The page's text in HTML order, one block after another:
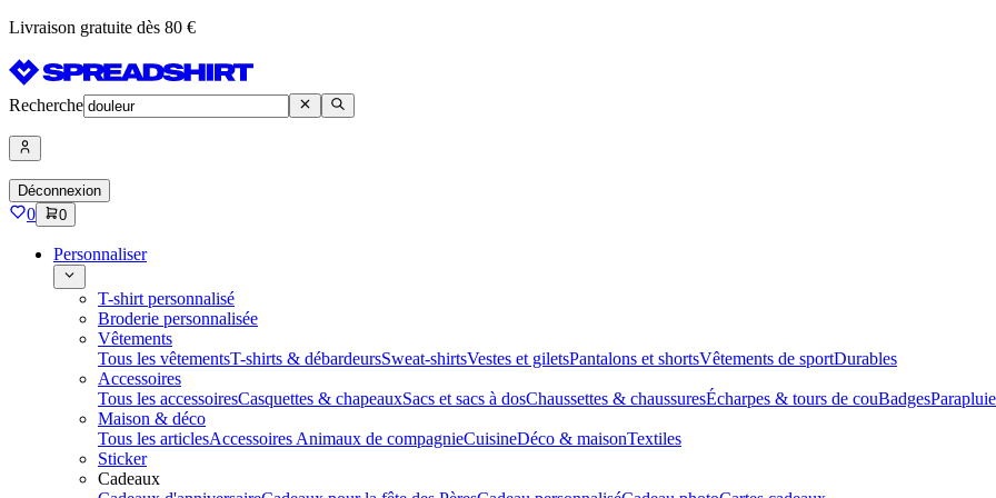
Livraison gratuite dès 80 €
Recherche
Déconnexion
0 0
Personnaliser
T-shirt personnalisé
Broderie personnalisée
Vêtements
Tous les vêtementsT-shirts & débardeursSweat-shirtsVestes et giletsPantalons et shortsVêtements de sportDurables
Accessoires
Tous les accessoiresCasquettes & chapeauxSacs et sacs à dosChaussettes & chaussuresÉcharpes & tours de couBadges
Maison & déco
Tous les articlesAccessoires Animaux de compagnieCuisineDéco & maisonTextiles
Sticker
Cadeaux